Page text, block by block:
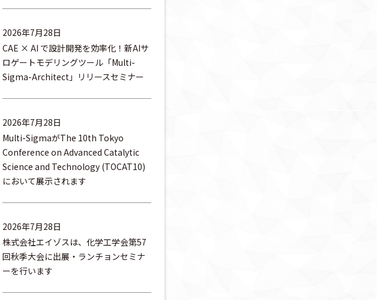
2026年7月28日
CAE × AI で設計開発を効率化！新AIサ
ロゲートモデリングツール「Multi-
Sigma-Architect」リリースセミナー
2026年7月28日
Multi-SigmaがThe 10th Tokyo
Conference on Advanced Catalytic
Science and Technology (TOCAT10)
において展示されます
2026年7月28日
株式会社エイゾスは、化学工学会第57
回秋季大会に出展・ランチョンセミナ
ーを行います